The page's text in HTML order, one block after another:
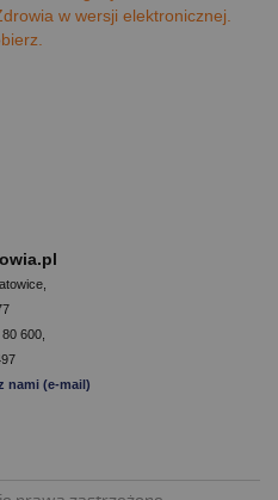
w wersji elektronicznej.
600,
nami (e-mail)